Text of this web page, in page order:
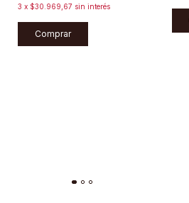
3 x $30.969,67 sin interés
Comprar